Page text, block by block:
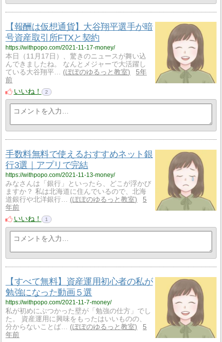
【報酬は仮想通貨】大谷翔平選手が暗
号資産取引所FTXと契約
https://withpopo.com/2021-11-17-money/
本日（11月17日）、驚きのニュースが舞い込
んできましたね。 なんとメジャーで大活躍し
ている大谷翔平…
ぽぽのゆるっと教室
5年
前
いいね！
2
手数料無料で使えるおすすめネット銀
行3選｜アプリで完結
https://withpopo.com/2021-11-13-money/
みなさんは「銀行」といったら、どこが浮かび
ますか？ 私は北海道に住んでいるので、北海
道銀行や北洋銀行…
ぽぽのゆるっと教室
5
年前
いいね！
1
【すべて無料】資産運用初心者の私が
勉強になった動画５選
https://withpopo.com/2021-11-7-money/
私が初めにぶつかった壁が「勉強の仕方」でし
た。 資産運用に興味をもったはいいものの、
分からないことば…
ぽぽのゆるっと教室
5
年前